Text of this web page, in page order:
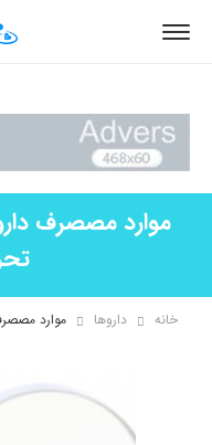
موارد مصصرف
خانه داروها موارد